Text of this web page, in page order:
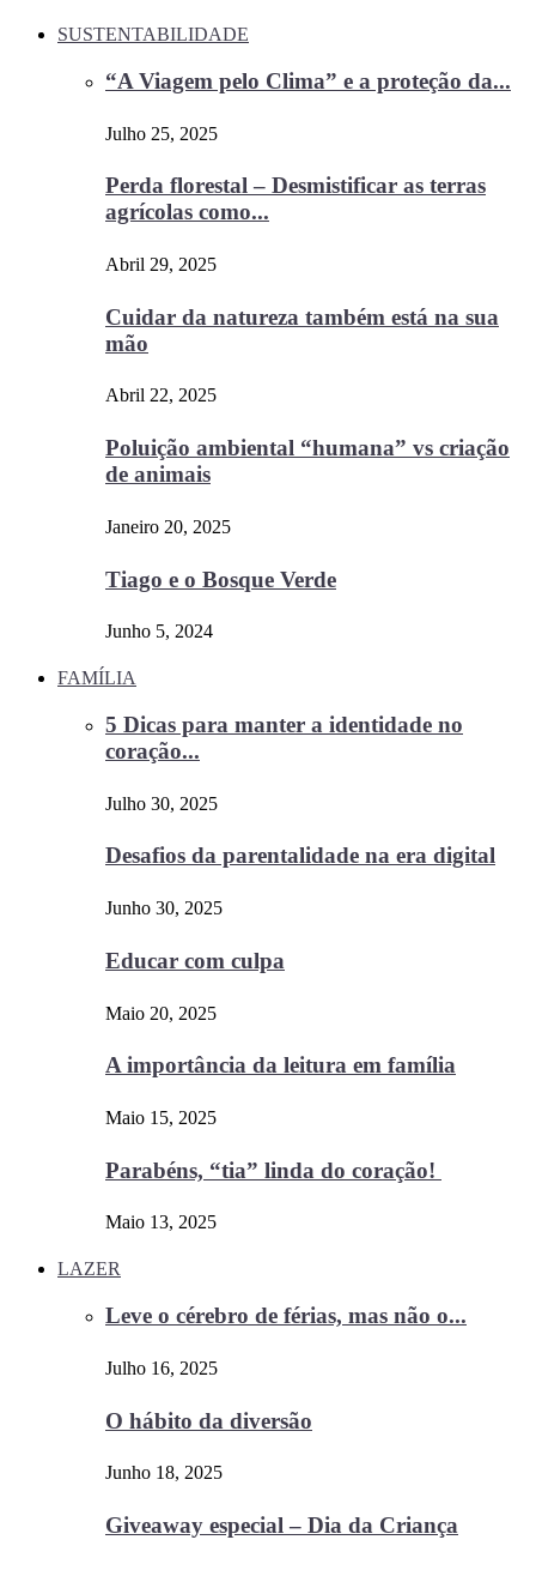
SUSTENTABILIDADE
“A Viagem pelo Clima” e a proteção da...
Julho 25, 2025
Perda florestal – Desmistificar as terras
agrícolas como...
Abril 29, 2025
Cuidar da natureza também está na sua
mão
Abril 22, 2025
Poluição ambiental “humana” vs criação
de animais
Janeiro 20, 2025
Tiago e o Bosque Verde
Junho 5, 2024
FAMÍLIA
5 Dicas para manter a identidade no
coração...
Julho 30, 2025
Desafios da parentalidade na era digital
Junho 30, 2025
Educar com culpa
Maio 20, 2025
A importância da leitura em família
Maio 15, 2025
Parabéns, “tia” linda do coração!
Maio 13, 2025
LAZER
Leve o cérebro de férias, mas não o...
Julho 16, 2025
O hábito da diversão
Junho 18, 2025
Giveaway especial – Dia da Criança